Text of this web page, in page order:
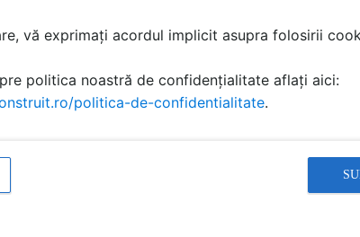
vă exprimați acordul implicit asupra folosirii
politica noastră de confidențialitate aflați aici:
politica-de-confidentialitate.